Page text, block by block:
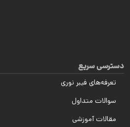
دسترسی سریع
تعرفه‌های فیبر نوری
سوالات متداول
مقالات آموزشی